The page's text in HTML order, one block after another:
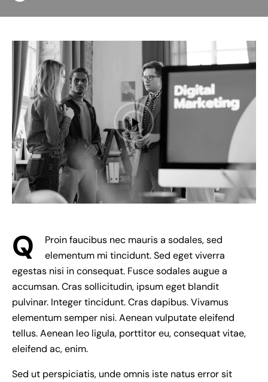
Q
Proin faucibus nec mauris a sodales, sed
elementum mi tincidunt. Sed eget viverra
egestas nisi in consequat. Fusce sodales augue a
accumsan. Cras sollicitudin, ipsum eget blandit
pulvinar. Integer tincidunt. Cras dapibus. Vivamus
elementum semper nisi. Aenean vulputate eleifend
tellus. Aenean leo ligula, porttitor eu, consequat vitae,
eleifend ac, enim.
Sed ut perspiciatis, unde omnis iste natus error sit